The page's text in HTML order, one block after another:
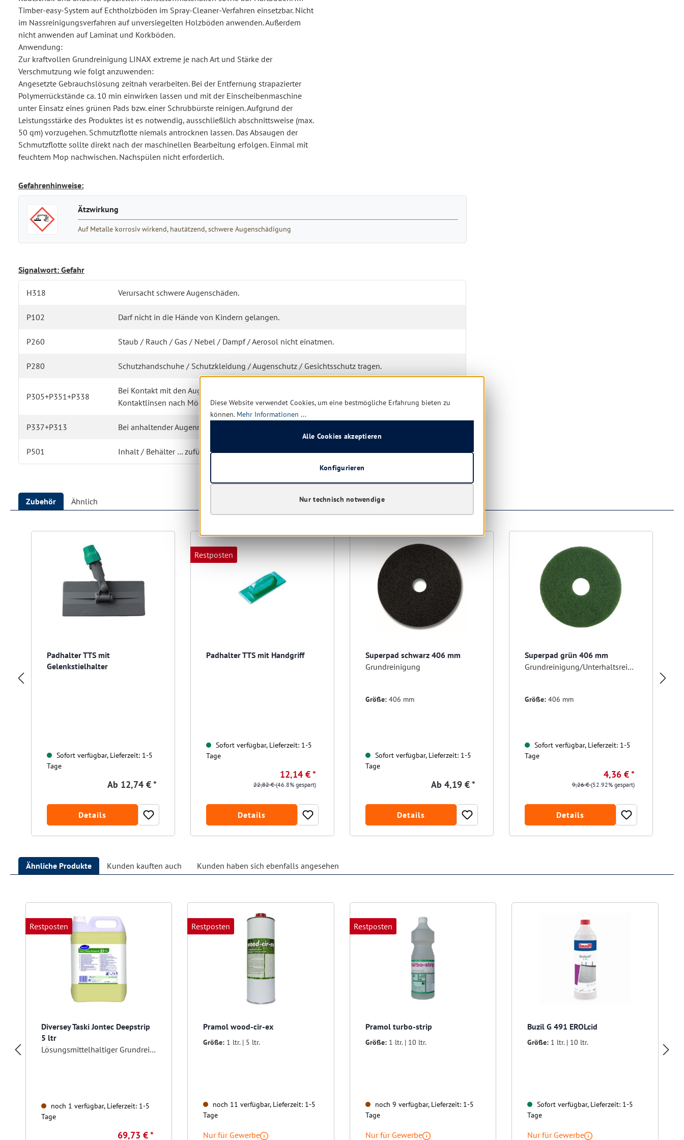
Timber-easy-System auf Echtholzböden im Spray-Cleaner-Verfahren einsetzbar. Nicht
im Nassreinigungsverfahren auf unversiegelten Holzböden anwenden. Außerdem
nicht anwenden auf Laminat und Korkböden.
Anwendung:
Zur kraftvollen Grundreinigung LINAX extreme je nach Art und Stärke der
Verschmutzung wie folgt anzuwenden:
Angesetzte Gebrauchslösung zeitnah verarbeiten. Bei der Entfernung strapazierter
Polymerrückstände ca. 10 min einwirken lassen und mit der Einscheibenmaschine
unter Einsatz eines grünen Pads bzw. einer Schrubbürste reinigen. Aufgrund der
Leistungsstärke des Produktes ist es notwendig, ausschließlich abschnittsweise (max.
50 qm) vorzugehen. Schmutzflotte niemals antrocknen lassen. Das Absaugen der
Schmutzflotte sollte direkt nach der maschinellen Bearbeitung erfolgen. Einmal mit
feuchtem Mop nachwischen. Nachspülen nicht erforderlich.
Gefahrenhinweise:
Ätzwirkung
Auf Metalle korrosiv wirkend, hautätzend, schwere Augenschädigung
Signalwort: Gefahr
H318 Verursacht schwere Augenschäden.
P102 Darf nicht in die Hände von Kindern gelangen.
P260 Staub / Rauch / Gas / Nebel / Dampf / Aerosol nicht einatmen.
P280 Schutzhandschuhe / Schutzkleidung / Augenschutz / Gesichtsschutz tragen.
P305+P351+P338
Bei Kontakt mit den Augen: Einige Minuten lang behutsam mit Wasser spülen. Vorhandene
Kontaktlinsen nach Möglichkeit entfernen. Weiter spülen
P337+P313 Bei anhaltender Augenreizung: Ärztlichen Rat einholen / ärztliche Hilfe hinzuziehen.
P501 Inhalt / Behälter … zuführen.
Zubehör Ähnlich
Padhalter TTS mit
Gelenkstielhalter
Sofort verfügbar, Lieferzeit: 1-5
Tage
Ab 12,74 € *
Details
Restposten
Padhalter TTS mit Handgriff
Sofort verfügbar, Lieferzeit: 1-5
Tage
12,14 € *
22,82 €(46.8% gespart)
Details
Superpad schwarz 406 mm
Grundreinigung
Größe: 406 mm
Sofort verfügbar, Lieferzeit: 1-5
Tage
Ab 4,19 € *
Details
Superpad grün 406 mm
Grundreinigung/Unterhaltsreinigung
Größe: 406 mm
Sofort verfügbar, Lieferzeit: 1-5
Tage
4,36 € *
9,26 €(52.92% gespart)
Details
Ähnliche Produkte Kunden kauften auch Kunden haben sich ebenfalls angesehen
Restposten
Diversey Taski Jontec Deepstrip
5 ltr
Lösungsmittelhaltiger Grundreiniger für Linoleum
noch 1 verfügbar, Lieferzeit: 1-5
Tage
69,73 € *
Restposten
Pramol wood-cir-ex
Größe: 1 ltr. | 5 ltr.
noch 11 verfügbar, Lieferzeit: 1-5
Tage
Nur für Gewerbe
Restposten
Pramol turbo-strip
Größe: 1 ltr. | 10 ltr.
noch 9 verfügbar, Lieferzeit: 1-5
Tage
Nur für Gewerbe
Buzil G 491 EROLcid
Größe: 1 ltr. | 10 ltr.
Sofort verfügbar, Lieferzeit: 1-5
Tage
Nur für Gewerbe
Diese Website verwendet Cookies, um eine bestmögliche Erfahrung bieten zu
können. Mehr Informationen ...
Nur technisch notwendige
Konfigurieren
Alle Cookies akzeptieren